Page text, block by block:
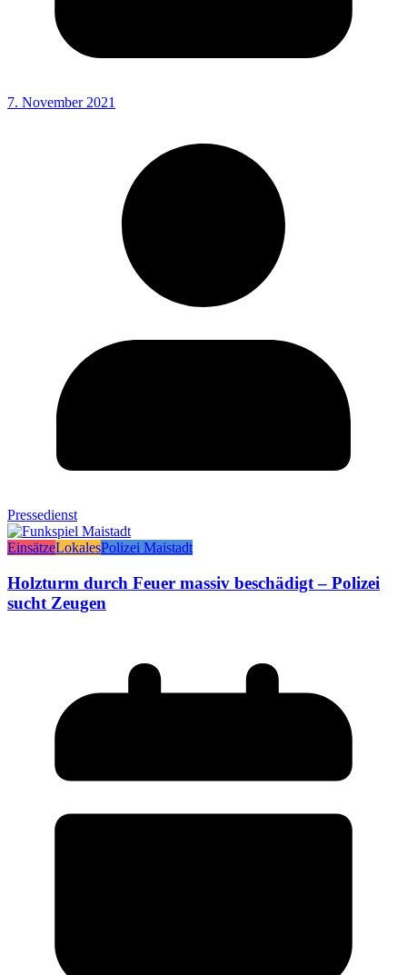
7. November 2021
Pressedienst
EinsätzeLokalesPolizei Maistadt
Holzturm durch Feuer massiv beschädigt – Polizei
sucht Zeugen